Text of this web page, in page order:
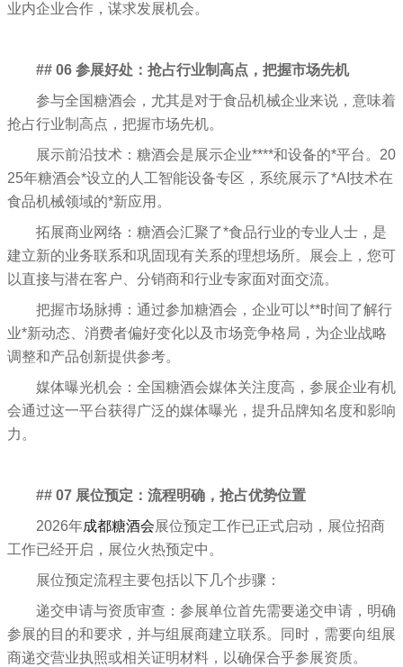
业内企业合作，谋求发展机会。
## 06 参展好处：抢占行业制高点，把握市场先机
参与全国糖酒会，尤其是对于食品机械企业来说，意味着
抢占行业制高点，把握市场先机。
展示前沿技术：糖酒会是展示企业****和设备的*平台。20
25年糖酒会*设立的人工智能设备专区，系统展示了*AI技术在
食品机械领域的*新应用。
拓展商业网络：糖酒会汇聚了*食品行业的专业人士，是
建立新的业务联系和巩固现有关系的理想场所。展会上，您可
以直接与潜在客户、分销商和行业专家面对面交流。
把握市场脉搏：通过参加糖酒会，企业可以**时间了解行
业*新动态、消费者偏好变化以及市场竞争格局，为企业战略
调整和产品创新提供参考。
媒体曝光机会：全国糖酒会媒体关注度高，参展企业有机
会通过这一平台获得广泛的媒体曝光，提升品牌知名度和影响
力。
## 07 展位预定：流程明确，抢占优势位置
2026年成都糖酒会展位预定工作已正式启动，展位招商
工作已经开启，展位火热预定中。
展位预定流程主要包括以下几个步骤：
递交申请与资质审查：参展单位首先需要递交申请，明确
参展的目的和要求，并与组展商建立联系。同时，需要向组展
商递交营业执照或相关证明材料，以确保合乎参展资质。